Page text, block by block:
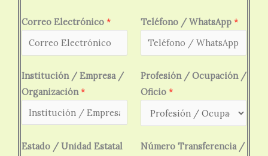
E
l
t
r
n
i
Correo Electrónico * Teléfono / WhatsApp *
Institución / Empresa /
Organización *
Profesión / Ocupación /
Oficio *
Estado / Unidad Estatal Número Transferencia /